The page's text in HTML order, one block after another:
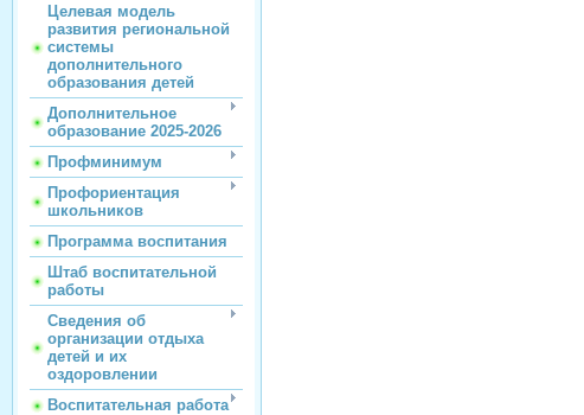
Целевая модель
развития региональной
системы
дополнительного
образования детей
Дополнительное
образование 2025-2026
Профминимум
Профориентация
школьников
Программа воспитания
Штаб воспитательной
работы
Сведения об
организации отдыха
детей и их
оздоровлении
Воспитательная работа